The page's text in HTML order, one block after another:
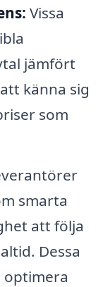
Vissa
jämfört
känna sig
som
smarta
att följa
Dessa
optimera